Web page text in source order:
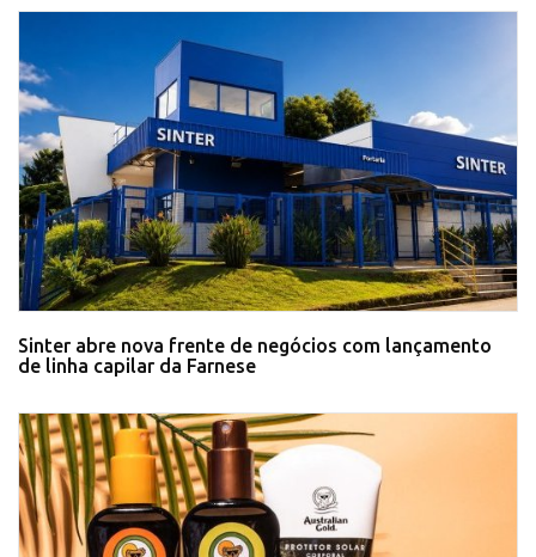
Sinter abre nova frente de negócios com lançamento
de linha capilar da Farnese